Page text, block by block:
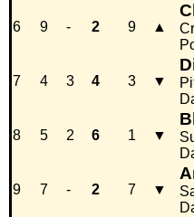
6 9 - 2 9 ▲
7 4 3 4 3 ▼
8 5 2 6 1 ▼
9 7 - 2 7 ▼